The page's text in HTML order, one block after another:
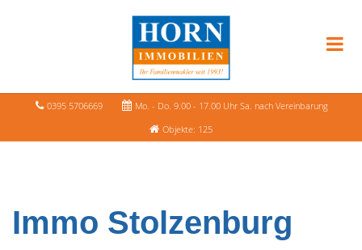
0395 5706669
Mo. - Do. 9.00 - 17.00 Uhr Sa. nach Vereinbarung
Objekte: 125
Immo Stolzenburg